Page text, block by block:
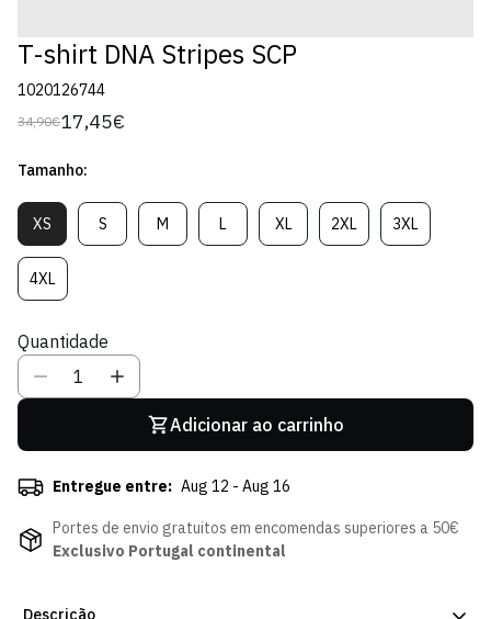
T-shirt DNA Stripes SCP
1020126744
Preço
34,90€
Preço
venda
17,45€
Tamanho:
XSVariante
Esgotada
Ou
Indisponível
SVariante
Esgotada
MVariante
Esgotada
LVariante
Esgotada
XLVariante
Esgotada
2XLVariante
Esgotada
3XLVariante
Esgotada
4XLVariante
Esgotada
Indisponível
Quantidade
Adicionar ao carrinho
Entregue entre: Aug 12 - Aug 16
Portes de envio gratuitos em encomendas superiores a 50€
Exclusivo Portugal continental
Descrição